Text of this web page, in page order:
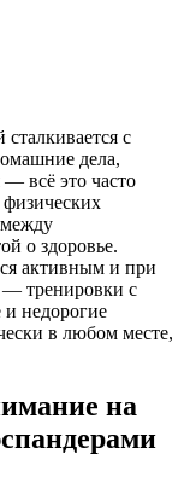
с
дела,
всё это часто
физических
между
о здоровье.
активным и при
— тренировки с
недорогие
в любом месте,
на